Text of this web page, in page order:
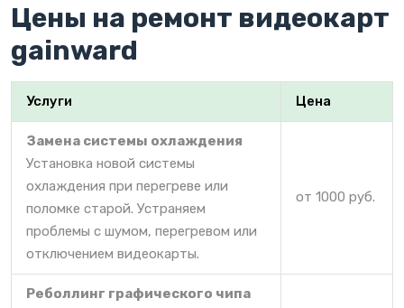
Цены на ремонт видеокарт
gainward
Услуги Цена
Замена системы охлаждения
Установка новой системы
охлаждения при перегреве или
поломке старой. Устраняем
проблемы с шумом, перегревом или
отключением видеокарты.
от 1000 руб.
Реболлинг графического чипа